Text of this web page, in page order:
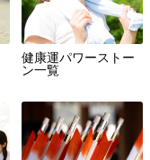
健康運パワーストー
ン一覧